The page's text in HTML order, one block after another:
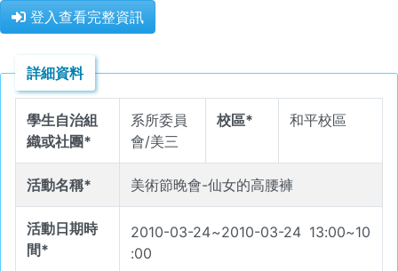
登入查看完整資訊
詳細資料
學生自治組
織或社團*
系所委員
會/美三
校區* 和平校區
活動名稱* 美術節晚會-仙女的高腰褲
活動日期時
間*
2010-03-24~2010-03-24 13:00~10
:00